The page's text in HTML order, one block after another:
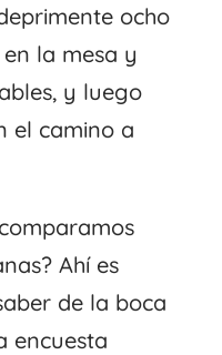
ocho
la mesa y
y luego
el camino a
Ahí es
de la boca
encuesta